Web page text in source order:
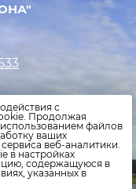
с
Продолжая
файлов
ваших
веб-аналитики.
в настройках
содержащуюся в
указанных в